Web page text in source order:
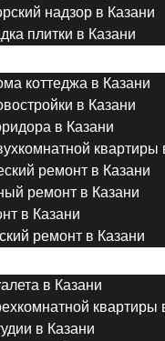
надзор в Казани
плитки в Казани
коттеджа в Казани
в Казани
в Казани
квартиры
ремонт в Казани
ремонт в Казани
в Казани
ремонт в Казани
в Казани
квартиры
в Казани